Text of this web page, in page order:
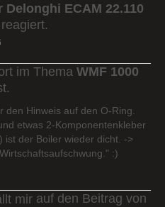
ECAM 22.110
reagiert.
im Thema WMF 1000
Hinweis auf den O-Ring.
etwas 2-Komponentenkleber
ist der Boiler wieder dicht. ->
:)
auf den Beitrag von